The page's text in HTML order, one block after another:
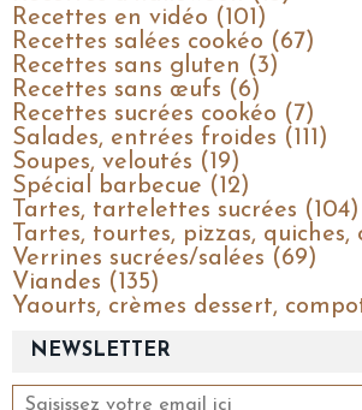
NEWSLETTER
Recettes en vidéo (101)
Recettes salées cookéo (67)
Recettes sans gluten (3)
Recettes sans œufs (6)
Recettes sucrées cookéo (7)
Salades, entrées froides (111)
Soupes, veloutés (19)
Spécial barbecue (12)
Tartes, tartelettes sucrées (104)
Tartes, tourtes, pizzas, quiches,
Verrines sucrées/salées (69)
Viandes (135)
Yaourts, crèmes dessert,